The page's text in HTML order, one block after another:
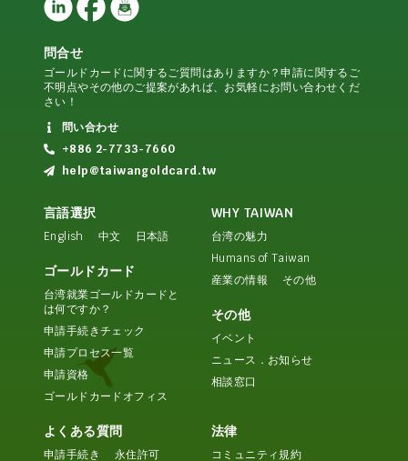
問合せ
ゴールドカードに関するご質問はありますか？申請に関するご
不明点やその他のご提案があれば、お気軽にお問い合わせくだ
さい！
問い合わせ
+886 2-7733-7660
help@taiwangoldcard.tw
言語選択
English 中文 日本語
ゴールドカード
台湾就業ゴールドカードと
は何ですか？
申請手続きチェック
申請プロセス一覧
申請資格
ゴールドカードオフィス
WHY TAIWAN
台湾の魅力
Humans of Taiwan
産業の情報
その他
その他
イベント
ニュース．お知らせ
相談窓口
よくある質問
申請手続き 永住許可
法律
コミュニティ規約